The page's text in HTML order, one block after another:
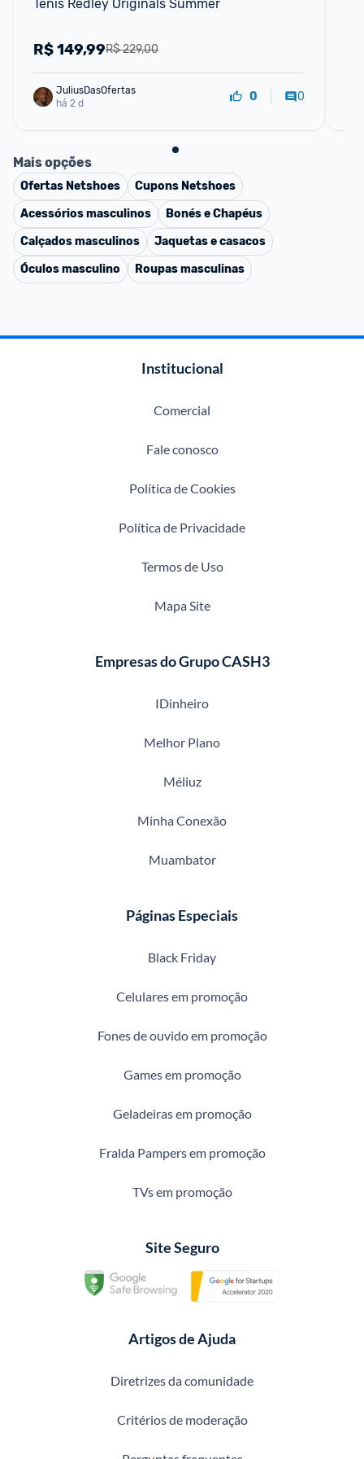
Tênis Redley Originals Summer
R$ 229,00
R$149,99
JuliusDasOfertas
há 2 d
0 0
Mais opções
Ofertas Netshoes Cupons Netshoes
Acessórios masculinos
Bonés e Chapéus
Calçados masculinos
Jaquetas e casacos
Óculos masculino
Roupas masculinas
Institucional
Comercial
Fale conosco
Política de Cookies
Política de Privacidade
Termos de Uso
Mapa Site
Empresas do Grupo CASH3
IDinheiro
Melhor Plano
Méliuz
Minha Conexão
Muambator
Páginas Especiais
Black Friday
Celulares em promoção
Fones de ouvido em promoção
Games em promoção
Geladeiras em promoção
Fralda Pampers em promoção
TVs em promoção
Site Seguro
Artigos de Ajuda
Diretrizes da comunidade
Critérios de moderação